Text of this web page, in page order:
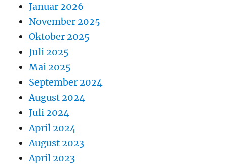
Januar 2026
November 2025
Oktober 2025
Juli 2025
Mai 2025
September 2024
August 2024
Juli 2024
April 2024
August 2023
April 2023